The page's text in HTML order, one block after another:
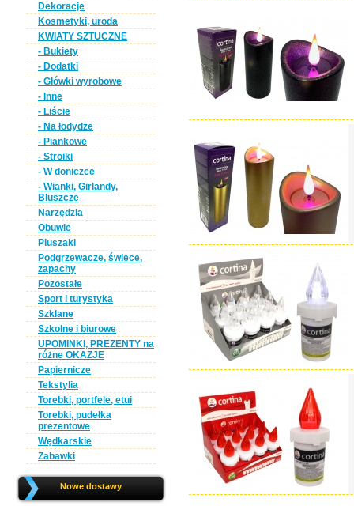
Dekoracje
Kosmetyki, uroda
KWIATY SZTUCZNE
- Bukiety
- Dodatki
- Główki wyrobowe
- Inne
- Liście
- Na łodydze
- Piankowe
- Stroiki
- W doniczce
- Wianki, Girlandy,
Bluszcze
Narzędzia
Obuwie
Pluszaki
Podgrzewacze, świece,
zapachy
Pozostałe
Sport i turystyka
Szklane
Szkolne i biurowe
UPOMINKI, PREZENTY na
różne OKAZJE
Papiernicze
Tekstylia
Torebki, portfele, etui
Torebki, pudełka
prezentowe
Wędkarskie
Zabawki
Nowe dostawy